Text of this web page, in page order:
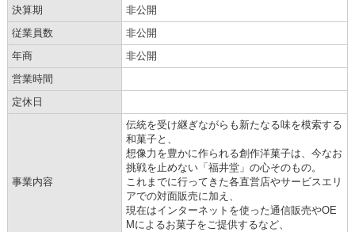
決算期
非公開
従業員数
非公開
年商
非公開
営業時間
定休日
事業内容
伝統を受け継ぎながらも新たなる味を模索する
和菓子と、
想像力を豊かに作られる創作洋菓子は、今なお
挑戦を止めない「福井堂」の心そのもの。
これまでに行ってきた各直営店やサービスエリ
アでの対面販売に加え、
現在はインターネットを使った通信販売やOE
Mによるお菓子をご提供するなど、